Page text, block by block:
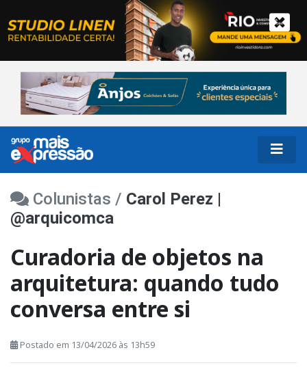
Colunistas / Carol Perez |
@arquicomca
Curadoria de objetos na
arquitetura: quando tudo
conversa entre si
Postado em 13/04/2026 às 13h59